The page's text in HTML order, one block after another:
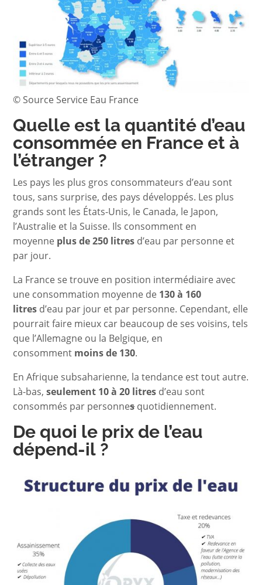
© Source Service Eau France
Quelle est la quantité d’eau
consommée en France et à
l’étranger ?
Les pays les plus gros consommateurs d’eau sont
tous, sans surprise, des pays développés. Les plus
grands sont les États-Unis, le Canada, le Japon,
l’Australie et la Suisse. Ils consomment en
moyenne plus de 250 litres d’eau par personne et
par jour.
La France se trouve en position intermédiaire avec
une consommation moyenne de 130 à 160
litres d’eau par jour et par personne. Cependant, elle
pourrait faire mieux car beaucoup de ses voisins, tels
que l’Allemagne ou la Belgique, en
consomment moins de 130.
En Afrique subsaharienne, la tendance est tout autre.
Là-bas,seulement 10 à 20 litres d’eau sont
consommés par personnesquotidiennement.
De quoi le prix de l’eau
dépend-il ?